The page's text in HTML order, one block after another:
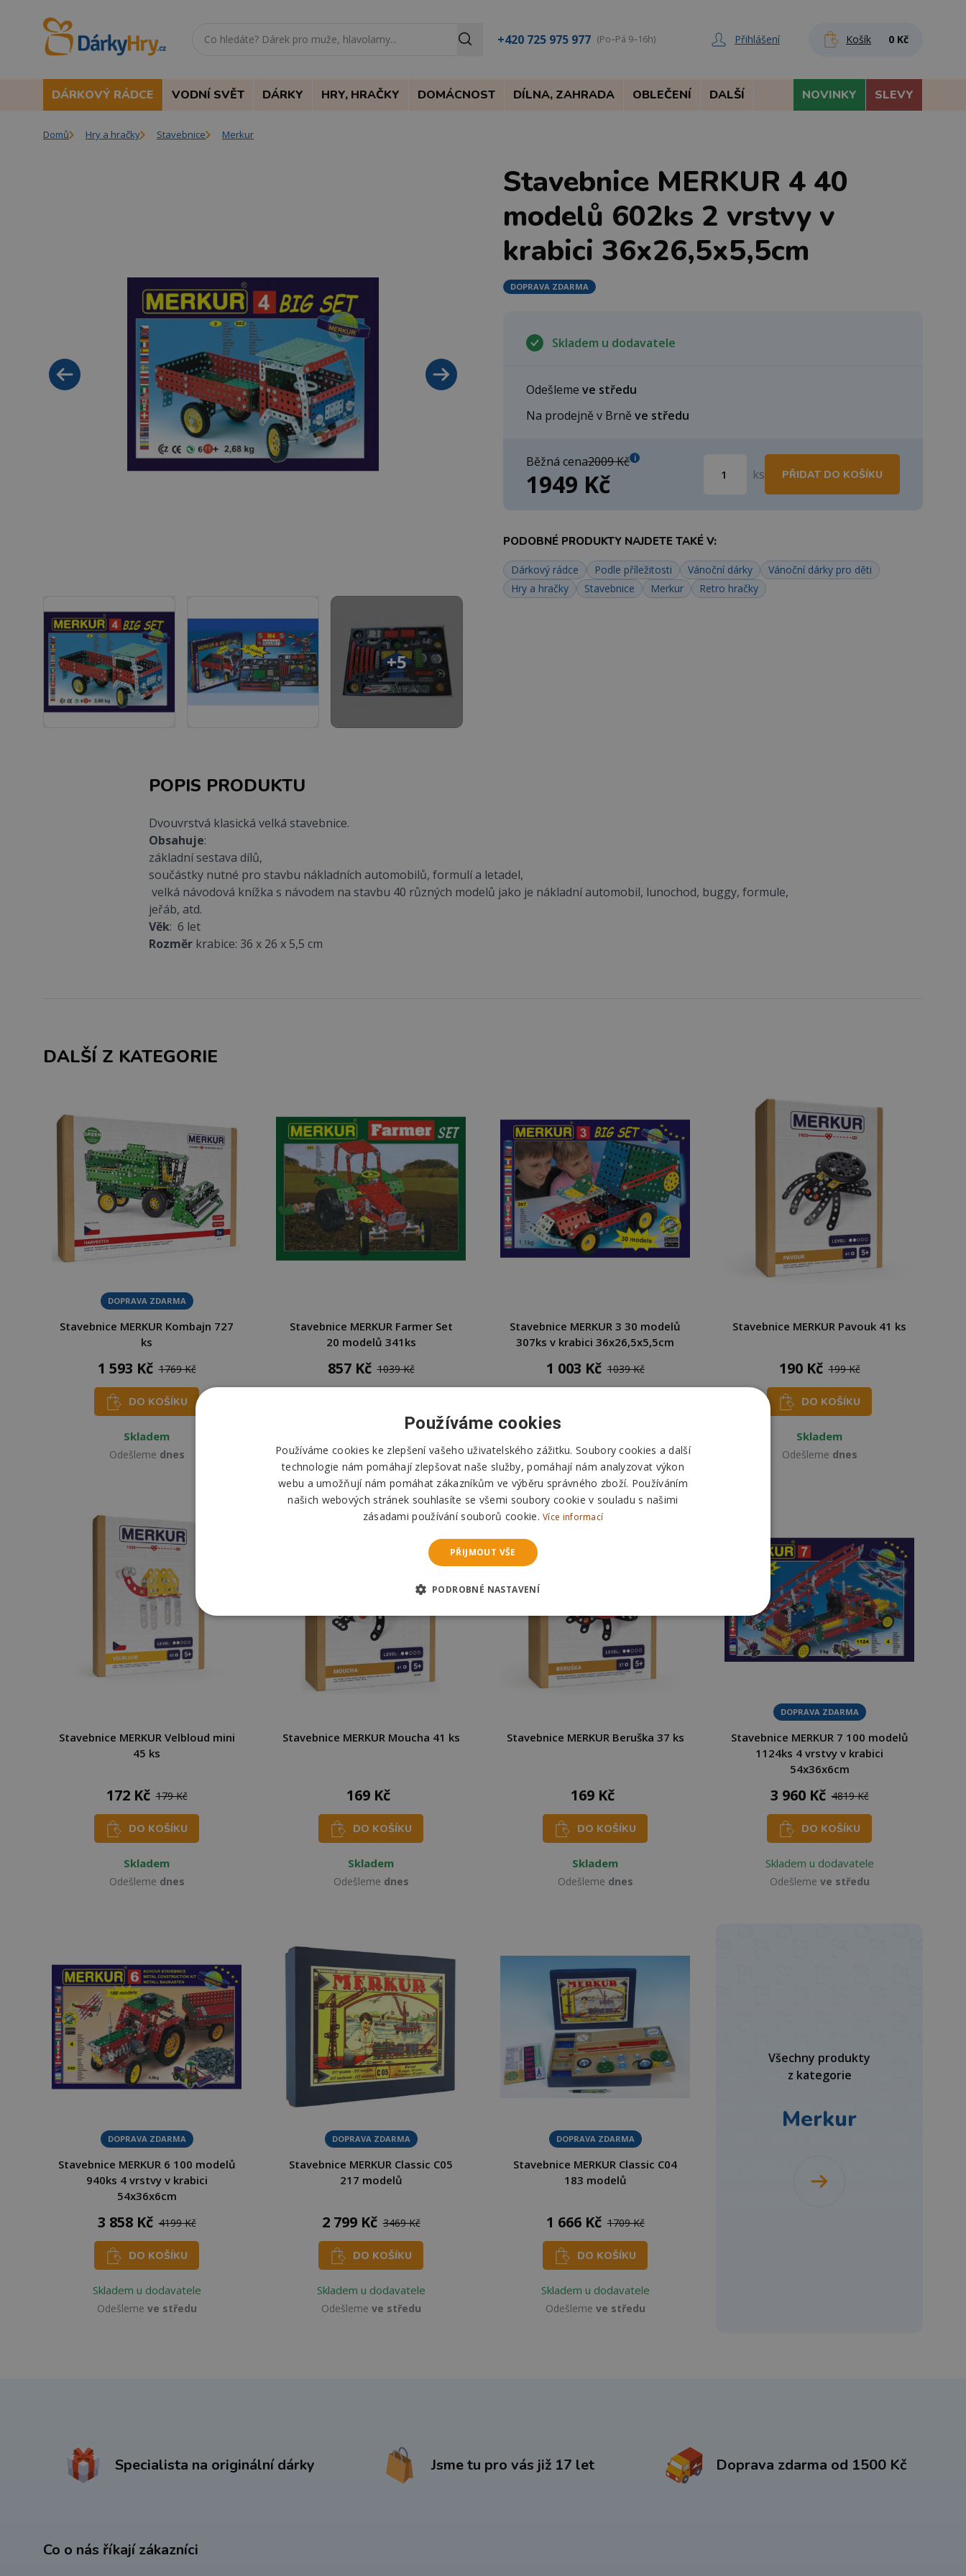
+420 725 975 977 (Po–Pá 9–16h) Přihlášení Košík 0 Kč
DÁRKOVÝ RÁDCE VODNÍ SVĚT DÁRKY HRY, HRAČKY DOMÁCNOST DÍLNA, ZAHRADA OBLEČENÍ DALŠÍ NOVINKY SLEVY
Domů Hry a hračky Stavebnice Merkur
Stavebnice MERKUR 4 40
modelů 602ks 2 vrstvy v
krabici 36x26,5x5,5cm
DOPRAVA ZDARMA
Skladem u dodavatele
Odešleme ve středu
Na prodejně v Brně ve středu
1949 Kč
Běžná cena2009 Kč i
ks PŘIDAT DO KOŠÍKU
PODOBNÉ PRODUKTY NAJDETE TAKÉ V:
Dárkový rádce Podle příležitosti Vánoční dárky
Vánoční dárky pro děti
Hry a hračky
Stavebnice Merkur Retro hračky
+5
POPIS PRODUKTU
Dvouvrstvá klasická velká stavebnice.
Obsahuje:
základní sestava dílů,
součástky nutné pro stavbu nákladních automobilů, formulí a letadel,
velká návodová knížka s návodem na stavbu 40 různých modelů jako je nákladní automobil, lunochod, buggy, formule,
jeřáb, atd.
Věk: 6 let
Rozměr krabice: 36 x 26 x 5,5 cm
DALŠÍ Z KATEGORIE
DOPRAVA ZDARMA
Stavebnice MERKUR Kombajn 727
ks
1 593 Kč 1769 Kč
DO KOŠÍKU
Skladem
Odešleme dnes
Stavebnice MERKUR Farmer Set
20 modelů 341ks
857 Kč 1039 Kč
Odešleme dnes
Stavebnice MERKUR 3 30 modelů
307ks v krabici 36x26,5x5,5cm
1 003 Kč 1039 Kč
Odešlemednes
Stavebnice MERKUR Pavouk 41 ks
190 Kč 199 Kč
DO KOŠÍKU
Skladem
Odešleme dnes
Stavebnice MERKUR Velbloud mini
45 ks
172 Kč 179 Kč
DO KOŠÍKU
Skladem
Odešleme dnes
Stavebnice MERKUR Moucha 41 ks
169 Kč
DO KOŠÍKU
Skladem
Odešleme dnes
Stavebnice MERKUR Beruška 37 ks
169 Kč
DO KOŠÍKU
Skladem
Odešleme dnes
DOPRAVA ZDARMA
Stavebnice MERKUR 7 100 modelů
1124ks 4 vrstvy v krabici
54x36x6cm
3 960 Kč 4819 Kč
DO KOŠÍKU
Skladem u dodavatele
Odešleme ve středu
DOPRAVA ZDARMA
Stavebnice MERKUR 6 100 modelů
940ks 4 vrstvy v krabici
54x36x6cm
3 858 Kč 4199 Kč
DO KOŠÍKU
Skladem u dodavatele
Odešleme ve středu
DOPRAVA ZDARMA
Stavebnice MERKUR Classic C05
217 modelů
2 799 Kč 3469 Kč
DO KOŠÍKU
Skladem u dodavatele
Odešleme ve středu
DOPRAVA ZDARMA
Stavebnice MERKUR Classic C04
183 modelů
1 666 Kč 1709 Kč
DO KOŠÍKU
Skladem u dodavatele
Odešleme ve středu
Všechny produkty
z kategorie
Merkur
Specialista na originální dárky Jsme tu pro vás již 17 let Doprava zdarma od 1500 Kč
Co o nás říkají zákazníci
Používáme cookies
Používáme cookies ke zlepšení vašeho uživatelského zážitku. Soubory cookies a další
technologie nám pomáhají zlepšovat naše služby, pomáhají nám analyzovat výkon
webu a umožňují nám pomáhat zákazníkům ve výběru správného zboží. Používáním
našich webových stránek souhlasíte se všemi soubory cookie v souladu s našimi
zásadami používání souborů cookie.Více informací
PŘIJMOUT VŠE
PODROBNÉ NASTAVENÍ